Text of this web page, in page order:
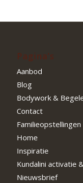
Pagina’s
Aanbod
Blog
Bodywork &
Contact
Familieopstellingen
Home
Inspiratie
Kundalini activatie
Nieuwsbrief